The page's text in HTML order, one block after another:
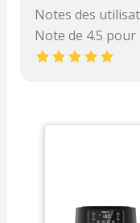
Notes des
Note de 4.5